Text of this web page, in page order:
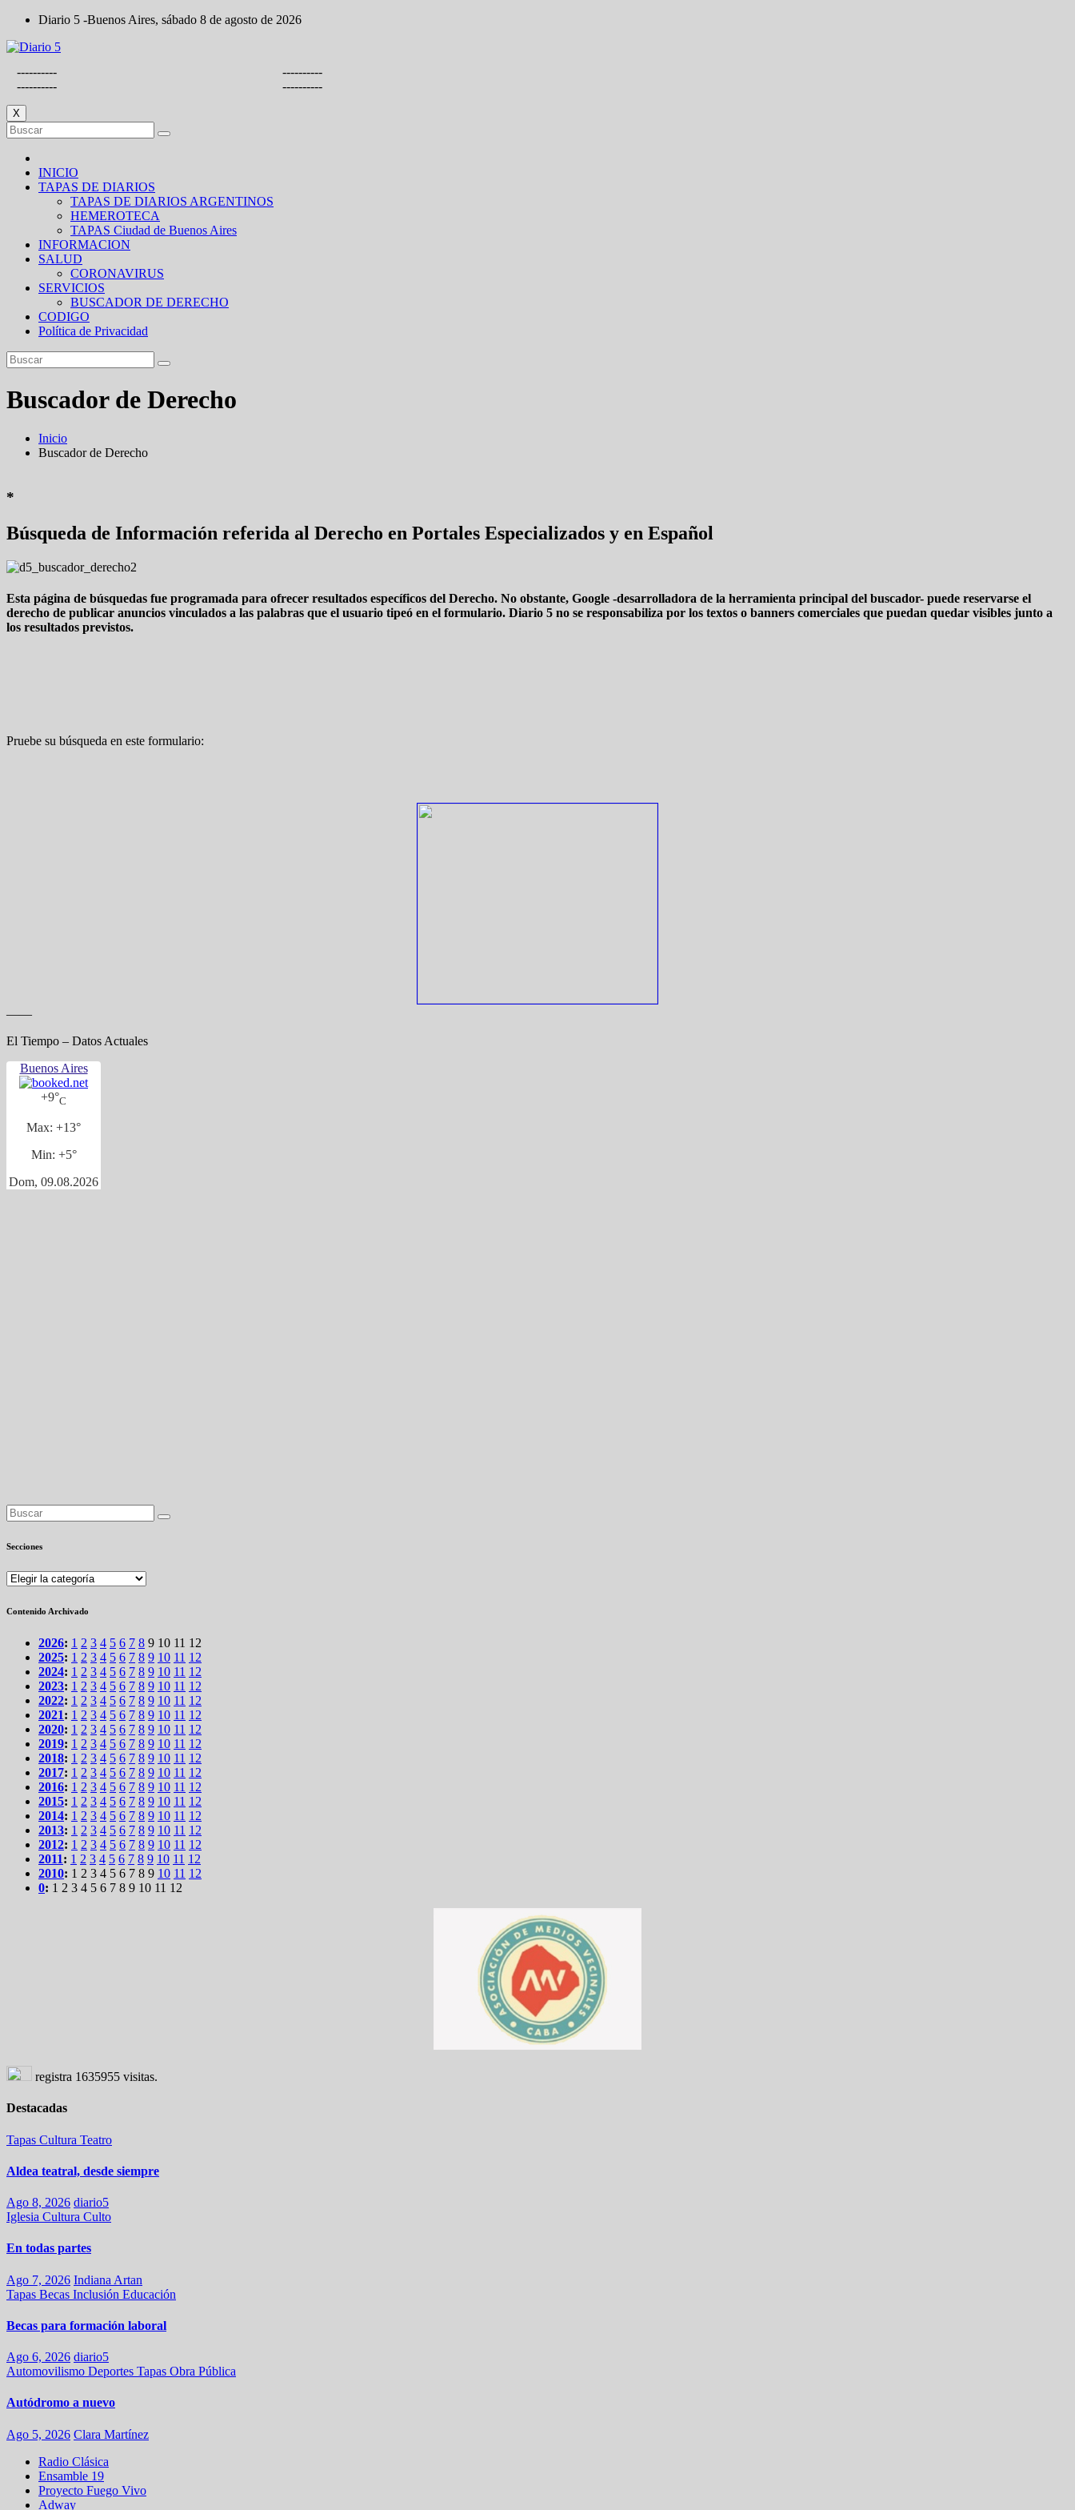
Saltar
contenido
Diario 5 -Buenos Aires, sábado 8 de agosto de 2026
----------
----------
----------
----------
X
INICIO
TAPAS DE DIARIOS
TAPAS DE DIARIOS ARGENTINOS
HEMEROTECA
TAPAS Ciudad de Buenos Aires
INFORMACION
SALUD
CORONAVIRUS
SERVICIOS
BUSCADOR DE DERECHO
CODIGO
Política de Privacidad
Buscador de Derecho
Inicio
Buscador de Derecho
*
Búsqueda de Información referida al Derecho en Portales Especializados y en Español
Esta página de búsquedas fue programada para ofrecer resultados específicos del Derecho. No obstante, Google -desarrolladora de la herramienta principal del buscador- puede reservarse el
derecho de publicar anuncios vinculados a las palabras que el usuario tipeó en el formulario. Diario 5 no se responsabiliza por los textos o banners comerciales que puedan quedar visibles junto a
los resultados previstos.
Pruebe su búsqueda en este formulario:
——
El Tiempo – Datos Actuales
Buenos Aires
+9°C
Max: +13°
Min: +5°
Dom, 09.08.2026
Secciones
Secciones
Contenido Archivado
2026: 1 2 3 4 5 6 7 8 9 10 11 12
2025: 1 2 3 4 5 6 7 8 9 10 11 12
2024: 1 2 3 4 5 6 7 8 9 10 11 12
2023: 1 2 3 4 5 6 7 8 9 10 11 12
2022: 1 2 3 4 5 6 7 8 9 10 11 12
2021: 1 2 3 4 5 6 7 8 9 10 11 12
2020: 1 2 3 4 5 6 7 8 9 10 11 12
2019: 1 2 3 4 5 6 7 8 9 10 11 12
2018: 1 2 3 4 5 6 7 8 9 10 11 12
2017: 1 2 3 4 5 6 7 8 9 10 11 12
2016: 1 2 3 4 5 6 7 8 9 10 11 12
2015: 1 2 3 4 5 6 7 8 9 10 11 12
2014: 1 2 3 4 5 6 7 8 9 10 11 12
2013: 1 2 3 4 5 6 7 8 9 10 11 12
2012: 1 2 3 4 5 6 7 8 9 10 11 12
2011: 1 2 3 4 5 6 7 8 9 10 11 12
2010: 1 2 3 4 5 6 7 8 9 10 11 12
0: 1 2 3 4 5 6 7 8 9 10 11 12
registra 1635955 visitas.
Destacadas
Tapas Cultura Teatro
Aldea teatral, desde siempre
Ago 8, 2026 diario5
Iglesia Cultura Culto
En todas partes
Ago 7, 2026 Indiana Artan
Tapas Becas Inclusión Educación
Becas para formación laboral
Ago 6, 2026 diario5
Automovilismo Deportes Tapas Obra Pública
Autódromo a nuevo
Ago 5, 2026 Clara Martínez
Radio Clásica
Ensamble 19
Proyecto Fuego Vivo
Adway